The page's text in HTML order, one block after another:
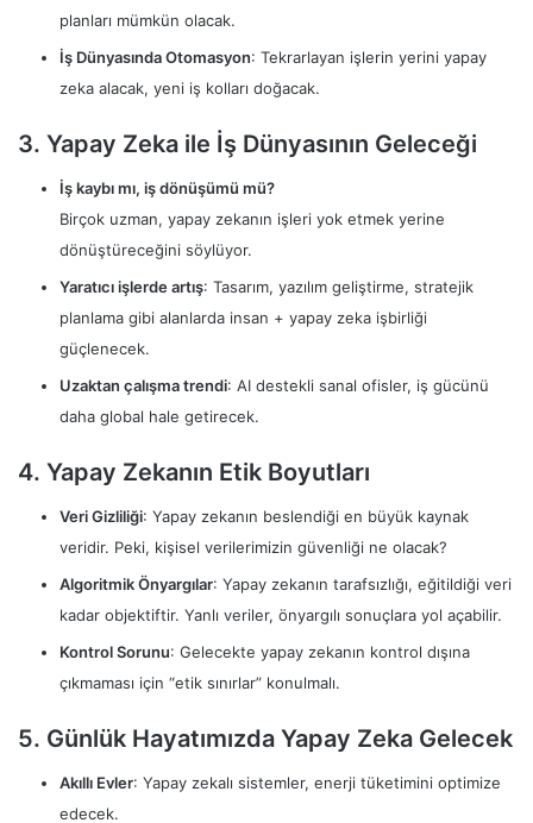
planları mümkün olacak.
İş Dünyasında Otomasyon: Tekrarlayan işlerin yerini yapay
zeka alacak, yeni iş kolları doğacak.
3. Yapay Zeka ile İş Dünyasının Geleceği
İş kaybı mı, iş dönüşümü mü?
Birçok uzman, yapay zekanın işleri yok etmek yerine
dönüştüreceğini söylüyor.
Yaratıcı işlerde artış: Tasarım, yazılım geliştirme, stratejik
planlama gibi alanlarda insan + yapay zeka işbirliği
güçlenecek.
Uzaktan çalışma trendi: AI destekli sanal ofisler, iş gücünü
daha global hale getirecek.
4. Yapay Zekanın Etik Boyutları
Veri Gizliliği: Yapay zekanın beslendiği en büyük kaynak
veridir. Peki, kişisel verilerimizin güvenliği ne olacak?
Algoritmik Önyargılar: Yapay zekanın tarafsızlığı, eğitildiği veri
kadar objektiftir. Yanlı veriler, önyargılı sonuçlara yol açabilir.
Kontrol Sorunu: Gelecekte yapay zekanın kontrol dışına
çıkmaması için “etik sınırlar” konulmalı.
5. Günlük Hayatımızda Yapay Zeka Gelecek
Akıllı Evler: Yapay zekalı sistemler, enerji tüketimini optimize
edecek.